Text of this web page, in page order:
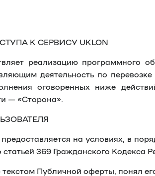
К СЕРВИСУ UKLON
реализацию программного
деятельность по
оговоренных ниже
— «Сторона».
на условиях, в
369 Гражданского Кодекса
Публичной оферты, понял